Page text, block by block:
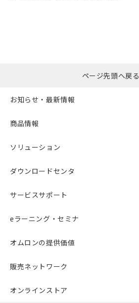
ページ先頭へ戻る
お知らせ・最新情報
商品情報
ソリューション
ダウンロードセンタ
サービスサポート
eラーニング・セミナ
オムロンの提供価値
販売ネットワーク
オンラインストア